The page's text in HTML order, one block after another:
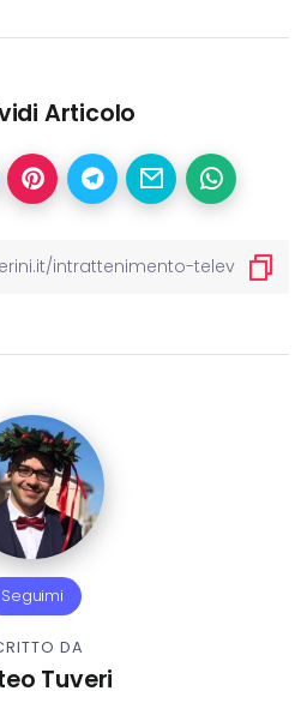
Articolo
Seguimi
DA
Tuveri